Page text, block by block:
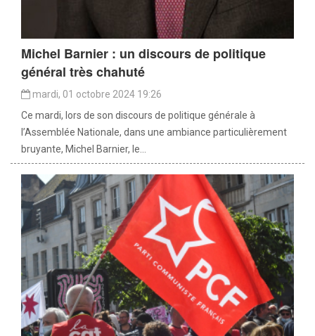
Michel Barnier : un discours de politique
général très chahuté
mardi, 01 octobre 2024 19:26
Ce mardi, lors de son discours de politique générale à
l’Assemblée Nationale, dans une ambiance particulièrement
bruyante, Michel Barnier, le...